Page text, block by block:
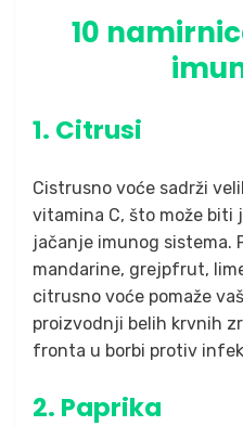
10
1. Citrusi
Cistrusno voće sadrži
vitamina C, što može biti
jačanje imunog sistema.
mandarine, grejpfrut,
citrusno voće pomaže
proizvodnji belih krvnih
fronta u borbi protiv
2. Paprika